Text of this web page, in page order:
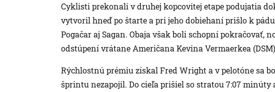
Cyklisti prekonali v druhej kopcovitej etape podujatia
vytvoril hneď po štarte a pri jeho dobiehaní prišlo k
Pogačar aj Sagan. Obaja však boli schopní pokračovať,
odstúpení vrátane Američana Kevina Vermaerkea
Rýchlostnú prémiu získal Fred Wright a v pelotóne sa
šprintu nezapojil. Do cieľa prišiel so stratou 7:07